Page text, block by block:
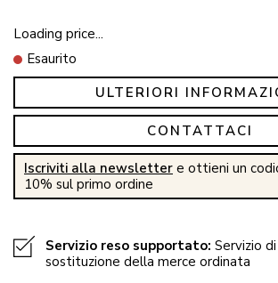
Loading price...
Esaurito
ULTERIORI
CONTATTACI
Iscriviti alla newsletter e ottieni un
10% sul primo ordine
Servizio reso supportato: Servizio
sostituzione della merce ordinata